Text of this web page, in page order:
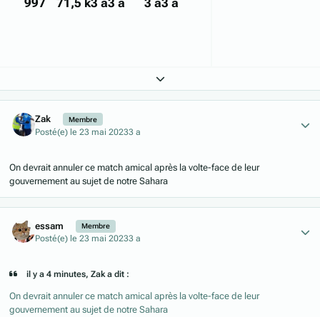
997 71,5 k3 a3 a 3 a3 a
Expand topic overview
Zak Membre
Posté(e) le 23 mai 20233 a
On devrait annuler ce match amical après la volte-face de leur
gouvernement au sujet de notre Sahara
essam Membre
Posté(e) le 23 mai 20233 a
il y a 4 minutes, Zak a dit :
On devrait annuler ce match amical après la volte-face de leur
gouvernement au sujet de notre Sahara